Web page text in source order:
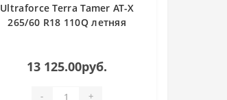
Ultraforce Terra Tamer AT-X
265/60 R18 110Q летняя
13 125.00руб.
- +